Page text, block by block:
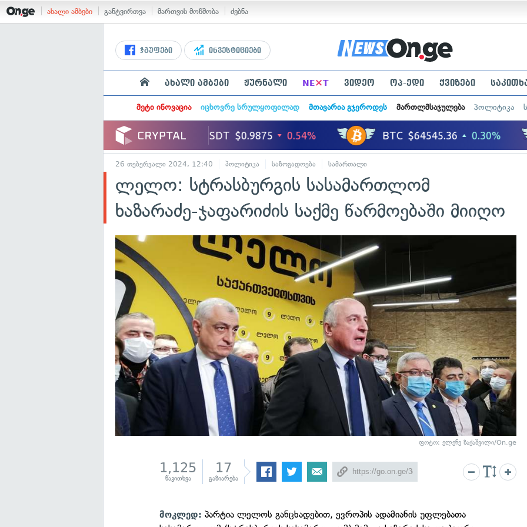
ახალი ამბები განტვირთვა მართვის მოწმობა ძებნა
ჯგუფები ინვესტიციები
ახალი ამბები ჟურნალი NE×T ვიდეო ოპ-ედი ქვიზები
მეტი ინოვაცია იცხოვრე სრულყოფილად მთავარია გჯეროდეს მართლმსაჯულება პოლიტიკა
26 თებერვალი 2024, 12:40 პოლიტიკა საზოგადოება სამართალი
ლელო: სტრასბურგის სასამართლომ
ხაზარაძე-ჯაფარიძის საქმე წარმოებაში მიიღო
ფოტო: ელენე ზაქაშვილი/On.ge
1,125
წაკითხვა
17
გაზიარება
მოკლედ:პარტია ლელოს განცხადებით, ევროპის ადამიანის უფლებათა